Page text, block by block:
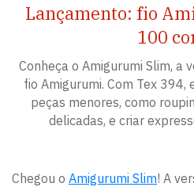
Lançamento: fio
100
Conheça o Amigurumi Slim, a
fio Amigurumi. Com Tex
peças menores, como
delicadas, e criar
Chegou o Amigurumi Slim! A